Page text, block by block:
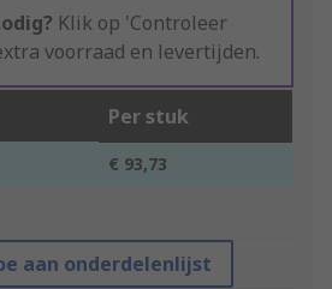
Klik op 'Controleer
voorraad en levertijden.
Per stuk
€ 93,73
aan onderdelenlijst